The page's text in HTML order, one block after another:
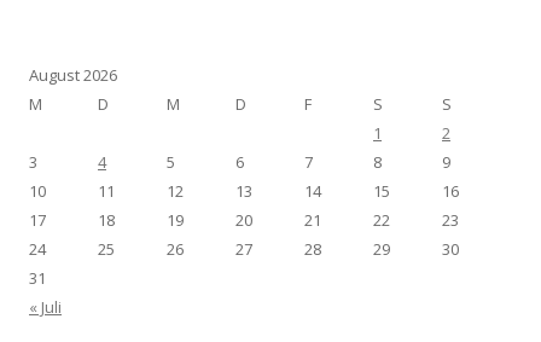
August 2026
M
D M D F S
S
1
2
3
4 5 6 7 8
9
10
11 12 13 14 15
16
17
18 19 20 21 22
23
24
25 26 27 28 29
30
31
« Juli